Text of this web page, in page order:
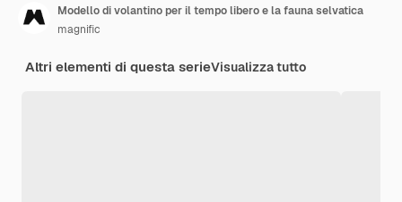
Modello di volantino per il tempo libero e la fauna selvatica
magnific
Altri elementi di questa serieVisualizza tutto